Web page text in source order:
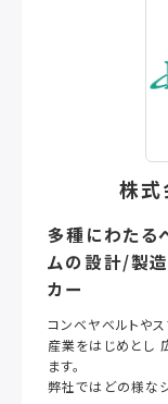
株式
多種にわたる
ムの設計/製
カー
コンベヤベルトや
産業をはじめとし
ます。
弊社ではどの様な